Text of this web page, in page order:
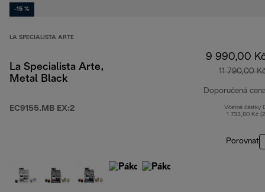
-15 %
LA SPECIALISTA ARTE
La Specialista Arte,
Metal Black
EC9155.MB EX:2
9 990,00
11 790,00
Doporučená
Včetně částky
1 733,80 Kč
Porovnat